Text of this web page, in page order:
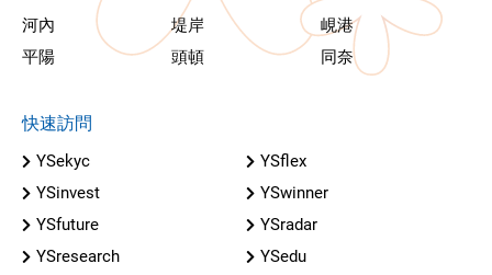
河內 堤岸
峴港
平陽
頭頓 同奈
快速訪問
YSekyc
YSflex
YSinvest
YSwinner
YSfuture
YSradar
YSresearch
YSedu